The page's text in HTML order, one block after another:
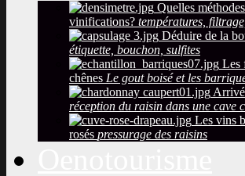
Quelles
vinifications? températures,
Déduire de la
étiquette, bouchon, sulfites
Les
chênes Le gout boisé et les
réception du raisin dans une cave
Les vins
rosés pressurage des raisins